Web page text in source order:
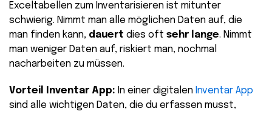
Exceltabellen zum Inventarisieren ist mitunter
schwierig. Nimmt man alle möglichen Daten auf, die
man finden kann, dauert dies oft sehr lange. Nimmt
man weniger Daten auf, riskiert man, nochmal
nacharbeiten zu müssen.
Vorteil Inventar App: In einer digitalen Inventar App
sind alle wichtigen Daten, die du erfassen musst,